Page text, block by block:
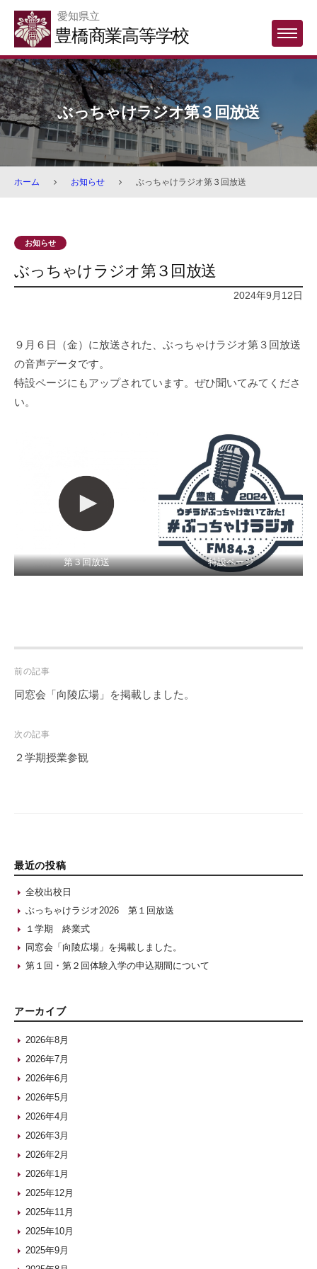
Skip
content
愛知県立
豊橋商業高等学校 MENU
ぶっちゃけラジオ第３回放送
ホーム お知らせ ぶっちゃけラジオ第３回放送
お知らせ
ぶっちゃけラジオ第３回放送
2024年9月12日
９月６日（金）に放送された、ぶっちゃけラジオ第３回放送
の音声データです。
特設ページにもアップされています。ぜひ聞いてみてくださ
い。
第３回放送 特設ページ
Post
navigation
前の記事
同窓会「向陵広場」を掲載しました。
次の記事
２学期授業参観
最近の投稿
全校出校日
ぶっちゃけラジオ2026 第１回放送
１学期 終業式
同窓会「向陵広場」を掲載しました。
第１回・第２回体験入学の申込期間について
アーカイブ
2026年8月
2026年7月
2026年6月
2026年5月
2026年4月
2026年3月
2026年2月
2026年1月
2025年12月
2025年11月
2025年10月
2025年9月